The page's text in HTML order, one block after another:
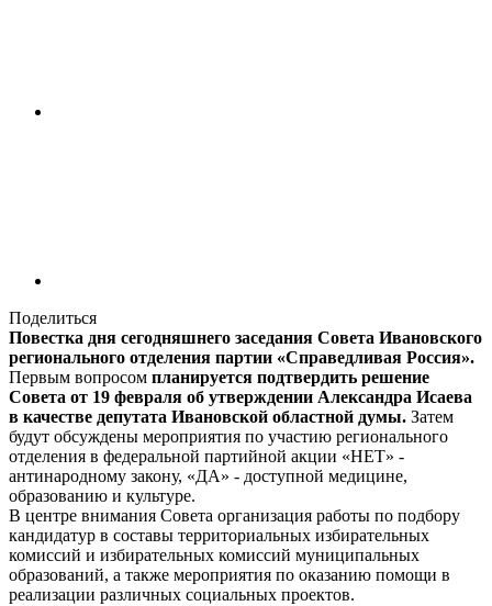
Поделиться
Повестка дня сегодняшнего заседания Совета Ивановского
регионального отделения партии «Справедливая Россия».
Первым вопросом планируется подтвердить решение
Совета от 19 февраля об утверждении Александра Исаева
в качестве депутата Ивановской областной думы. Затем
будут обсуждены мероприятия по участию регионального
отделения в федеральной партийной акции «НЕТ» -
антинародному закону, «ДА» - доступной медицине,
образованию и культуре.
В центре внимания Совета организация работы по подбору
кандидатур в составы территориальных избирательных
комиссий и избирательных комиссий муниципальных
образований, а также мероприятия по оказанию помощи в
реализации различных социальных проектов.